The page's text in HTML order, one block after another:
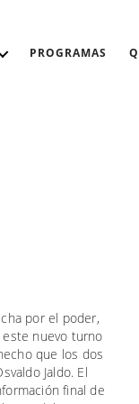
PROGRAMAS
por el poder,
este nuevo turno
que los dos
Jaldo. El
final de